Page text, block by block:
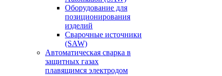
Оборудование для
позиционирования
изделий
Сварочные источники
(SAW)
Автоматическая сварка в
защитных газах
плавящимся электродом